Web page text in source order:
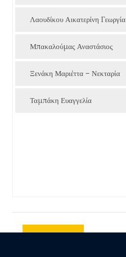
Λαουδίκου Αικατερίνη Γεωργία
Μπακαλούμας Αναστάσιος
Ξενάκη Μαριέττα – Νεκταρία
Ταμπάκη Ευαγγελία